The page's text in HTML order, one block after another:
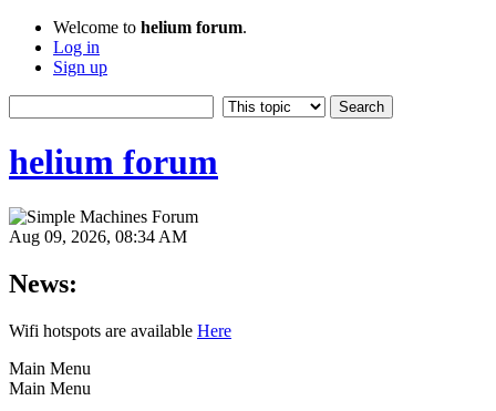
Welcome to helium forum.
Log in
Sign up
helium forum
Aug 09, 2026, 08:34 AM
News:
Wifi hotspots are available Here
Main Menu
Main Menu